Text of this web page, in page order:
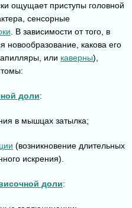
ощущает приступы головной
сенсорные
. В зависимости от того, в
новообразование, какова его
или каверны),
доли:
в мышцах затылка;
(возникновение длительных
искрения).
доли: